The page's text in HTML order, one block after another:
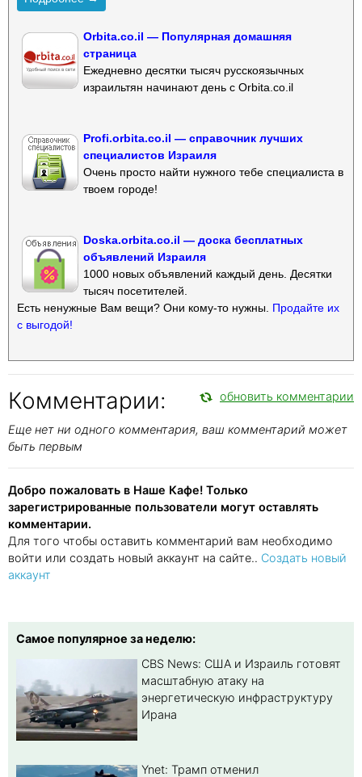
Orbita.co.il — Популярная домашняя
страница
Ежедневно десятки тысяч русскоязычных
израильтян начинают день с Orbita.co.il
Profi.orbita.co.il — справочник лучших
специалистов Израиля
Очень просто найти нужного тебе специалиста в
твоем городе!
Doska.orbita.co.il — доска бесплатных
объявлений Израиля
1000 новых объявлений каждый день. Десятки
тысяч посетителей.
Есть ненужные Вам вещи? Они кому-то нужны. Продайте их
с выгодой!
Комментарии: обновить комментарии
Еще нет ни одного комментария, ваш комментарий может
быть первым
Добро пожаловать в Наше Кафе! Только
зарегистрированные пользователи могут оставлять
комментарии.
Для того чтобы оставить комментарий вам необходимо
войти или создать новый аккаунт на сайте.. Создать новый
аккаунт
Самое популярное за неделю:
CBS News: США и Израиль готовят
масштабную атаку на
энергетическую инфраструктуру
Ирана
Ynet: Трамп отменил